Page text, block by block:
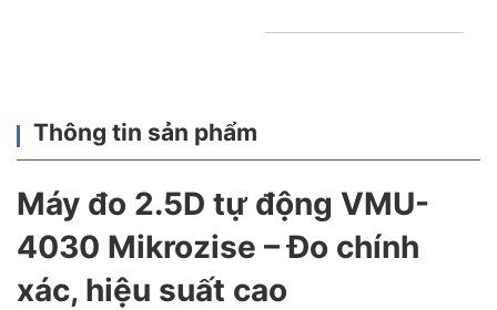
Thông tin sản phẩm
Máy đo 2.5D tự động VMU-
4030 Mikrozise – Đo chính
xác, hiệu suất cao